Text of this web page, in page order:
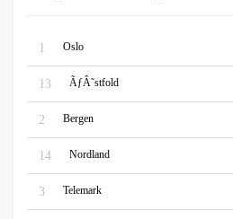
1 Oslo
13 ÃƒÂ˜stfold
2 Bergen
14 Nordland
3 Telemark